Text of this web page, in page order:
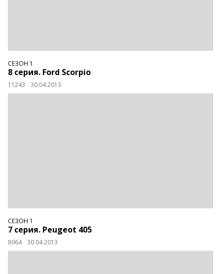
СЕЗОН 1
8 серия. Ford Scorpio
11243 30.04.2013
СЕЗОН 1
7 серия. Peugeot 405
8964 30.04.2013